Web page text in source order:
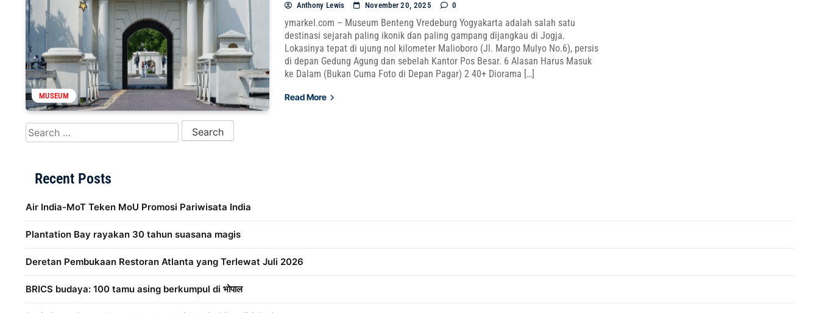
MUSEUM
Anthony Lewis November 20, 2025 0
ymarkel.com – Museum Benteng Vredeburg Yogyakarta adalah salah satu
destinasi sejarah paling ikonik dan paling gampang dijangkau di Jogja.
Lokasinya tepat di ujung nol kilometer Malioboro (Jl. Margo Mulyo No.6), persis
di depan Gedung Agung dan sebelah Kantor Pos Besar. 6 Alasan Harus Masuk
ke Dalam (Bukan Cuma Foto di Depan Pagar) 2 40+ Diorama […]
Read More
Search for:
Recent Posts
Air India-MoT Teken MoU Promosi Pariwisata India
Plantation Bay rayakan 30 tahun suasana magis
Deretan Pembukaan Restoran Atlanta yang Terlewat Juli 2026
BRICS budaya: 100 tamu asing berkumpul di भोपाल